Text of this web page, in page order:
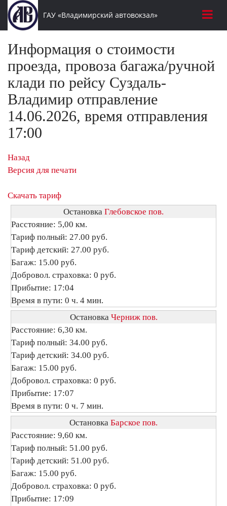
ГАУ «Владимирский автовокзал»
Информация о стоимости
проезда, провоза багажа/ручной
клади по рейсу Суздаль-
Владимир отправление
14.06.2026, время отправления
17:00
Назад
Версия для печати
Скачать тариф
Остановка Глебовское пов.
Расстояние: 5,00 км.
Тариф полный: 27.00 руб.
Тариф детский: 27.00 руб.
Багаж: 15.00 руб.
Добровол. страховка: 0 руб.
Прибытие: 17:04
Время в пути: 0 ч. 4 мин.
Остановка Черниж пов.
Расстояние: 6,30 км.
Тариф полный: 34.00 руб.
Тариф детский: 34.00 руб.
Багаж: 15.00 руб.
Добровол. страховка: 0 руб.
Прибытие: 17:07
Время в пути: 0 ч. 7 мин.
Остановка Барское пов.
Расстояние: 9,60 км.
Тариф полный: 51.00 руб.
Тариф детский: 51.00 руб.
Багаж: 15.00 руб.
Добровол. страховка: 0 руб.
Прибытие: 17:09